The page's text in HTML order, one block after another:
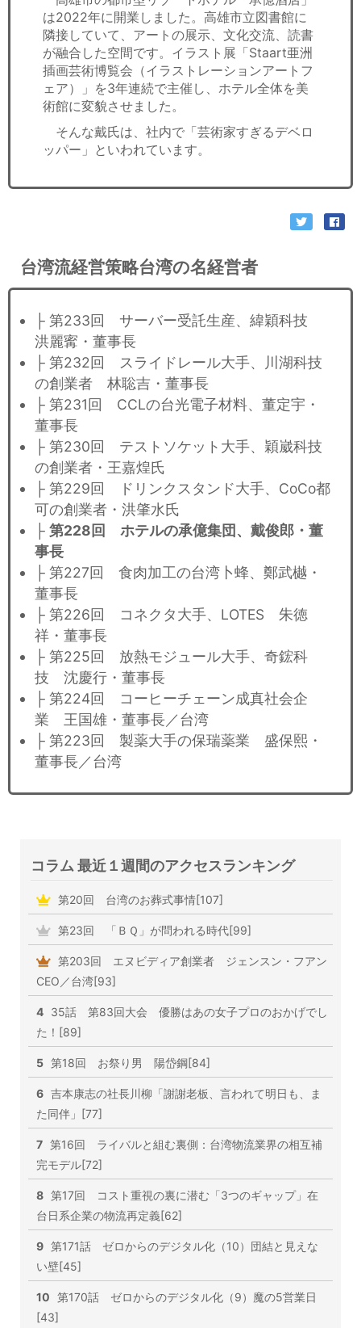
は2022年に開業しました。高雄市立図書館に
隣接していて、アートの展示、文化交流、読書
が融合した空間です。イラスト展「Staart亜洲
插画芸術博覧会（イラストレーションアートフ
ェア）」を3年連続で主催し、ホテル全体を美
術館に変貌させました。
そんな戴氏は、社内で「芸術家すぎるデベロ
ッパー」といわれています。
台湾流経営策略台湾の名経営者
├ 第233回 サーバー受託生産、緯穎科技
洪麗寗・董事長
├ 第232回 スライドレール大手、川湖科技
の創業者 林聡吉・董事長
├ 第231回 CCLの台光電子材料、董定宇・
董事長
├ 第230回 テストソケット大手、穎崴科技
の創業者・王嘉煌氏
├ 第229回 ドリンクスタンド大手、CoCo都
可の創業者・洪肇水氏
├ 第228回 ホテルの承億集団、戴俊郎・董
事長
├ 第227回 食肉加工の台湾卜蜂、鄭武樾・
董事長
├ 第226回 コネクタ大手、LOTES 朱徳
祥・董事長
├ 第225回 放熱モジュール大手、奇鋐科
技 沈慶行・董事長
├ 第224回 コーヒーチェーン成真社会企
業 王国雄・董事長／台湾
├ 第223回 製薬大手の保瑞薬業 盛保熙・
董事長／台湾
コラム 最近１週間のアクセスランキング
第20回 台湾のお葬式事情[107]
第23回 「ＢＱ」が問われる時代[99]
第203回 エヌビディア創業者 ジェンスン・フアン
CEO／台湾[93]
4 35話 第83回大会 優勝はあの女子プロのおかげでし
た！[89]
5 第18回 お祭り男 陽岱鋼[84]
6 吉本康志の社長川柳「謝謝老板、言われて明日も、ま
た同伴」[77]
7 第16回 ライバルと組む裏側：台湾物流業界の相互補
完モデル[72]
8 第17回 コスト重視の裏に潜む「3つのギャップ」在
台日系企業の物流再定義[62]
9 第171話 ゼロからのデジタル化（10）団結と見えな
い壁[45]
10 第170話 ゼロからのデジタル化（9）魔の5営業日
[43]